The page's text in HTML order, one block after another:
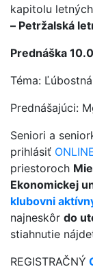
kapitolu
– Petržalská
Prednáška
Téma:
Prednášajúci:
Seniori a
prihlásiť
priestoroch
Ekonomickej
klubovni
najneskôr do
stiahnutie
REGISTRAČNÝ